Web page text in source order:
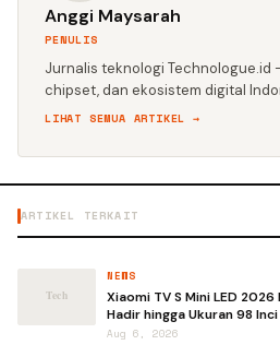
Anggi Maysarah
PENULIS
Jurnalis teknologi Technologue.id
chipset, dan ekosistem digital
LIHAT SEMUA ARTIKEL →
ARTIKEL TERKAIT
NEWS
Xiaomi TV S Mini LED
Hadir hingga Ukuran 98 Inci
Aug 6, 2026